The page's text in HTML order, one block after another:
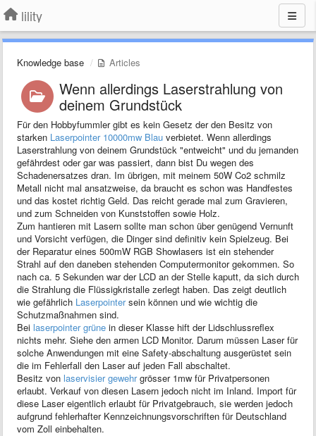
lility
Knowledge base Articles
​Wenn allerdings Laserstrahlung von
deinem Grundstück
Für den Hobbyfummler gibt es kein Gesetz der den Besitz von
starken Laserpointer 10000mw Blau verbietet. Wenn allerdings
Laserstrahlung von deinem Grundstück "entweicht" und du jemanden
gefährdest oder gar was passiert, dann bist Du wegen des
Schadenersatzes dran. Im übrigen, mit meinem 50W Co2 schmilz
Metall nicht mal ansatzweise, da braucht es schon was Handfestes
und das kostet richtig Geld. Das reicht gerade mal zum Gravieren,
und zum Schneiden von Kunststoffen sowie Holz.
Zum hantieren mit Lasern sollte man schon über genügend Vernunft
und Vorsicht verfügen, die Dinger sind definitiv kein Spielzeug. Bei
der Reparatur eines 500mW RGB Showlasers ist ein stehender
Strahl auf den daneben stehenden Computermonitor gekommen. So
nach ca. 5 Sekunden war der LCD an der Stelle kaputt, da sich durch
die Strahlung die Flüssigkristalle zerlegt haben. Das zeigt deutlich
wie gefährlich Laserpointersein können und wie wichtig die
Schutzmaßnahmen sind.
Bei laserpointer grüne in dieser Klasse hift der Lidschlussreflex
nichts mehr. Siehe den armen LCD Monitor. Darum müssen Laser für
solche Anwendungen mit eine Safety-abschaltung ausgerüstet sein
die im Fehlerfall den Laser auf jeden Fall abschaltet.
Besitz von laservisier gewehrgrösser 1mw für Privatpersonen
erlaubt. Verkauf von diesen Lasern jedoch nicht im Inland. Import für
diese Laser eigentlich erlaubt für Privatgebrauch, sie werden jedoch
aufgrund fehlerhafter Kennzeichnungsvorschriften für Deutschland
vom Zoll einbehalten.